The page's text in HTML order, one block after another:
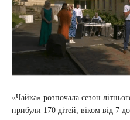
«Чайка» розпочала сезон
прибули 170 дітей, віком від 7